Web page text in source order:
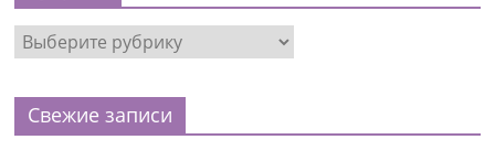
Свежие записи